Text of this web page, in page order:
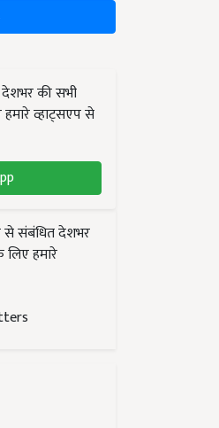
की सभी
व्हाट्सएप से
से संबंधित देशभर
हमारे